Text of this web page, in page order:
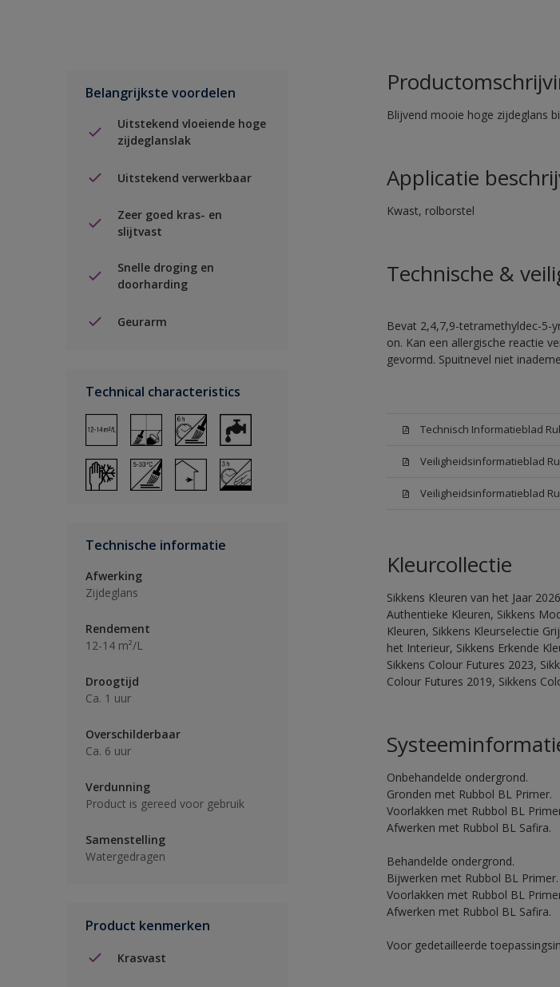
Belangrijkste voordelen
Uitstekend vloeiende hoge
zijdeglanslak
Uitstekend verwerkbaar
Zeer goed kras- en
slijtvast
Snelle droging en
doorharding
Geurarm
Technical characteristics
Technische informatie
Afwerking
Zijdeglans
Rendement
12-14 m²/L
Droogtijd
Ca. 1 uur
Overschilderbaar
Ca. 6 uur
Verdunning
Product is gereed voor gebruik
Samenstelling
Watergedragen
Product kenmerken
Krasvast
Blijvend mooie hoge zijdeglans
Applicatie
Kwast, rolborstel
Technische &
Bevat 2,4,7,9-tetramethyldec-5-
on. Kan een allergische reactie
gevormd. Spuitnevel niet
Technisch Informatieblad
Veiligheidsinformatieblad
Veiligheidsinformatieblad
Kleurcollectie
Sikkens Kleuren van het Jaar
Authentieke Kleuren, Sikkens
Kleuren, Sikkens Kleurselectie
het Interieur, Sikkens Erkende
Sikkens Colour Futures 2023,
Colour Futures 2019, Sikkens
Onbehandelde ondergrond.
Gronden met Rubbol BL Primer.
Voorlakken met Rubbol BL
Afwerken met Rubbol BL Safira.
Behandelde ondergrond.
Bijwerken met Rubbol BL Primer.
Voorlakken met Rubbol BL
Afwerken met Rubbol BL Safira.
Voor gedetailleerde